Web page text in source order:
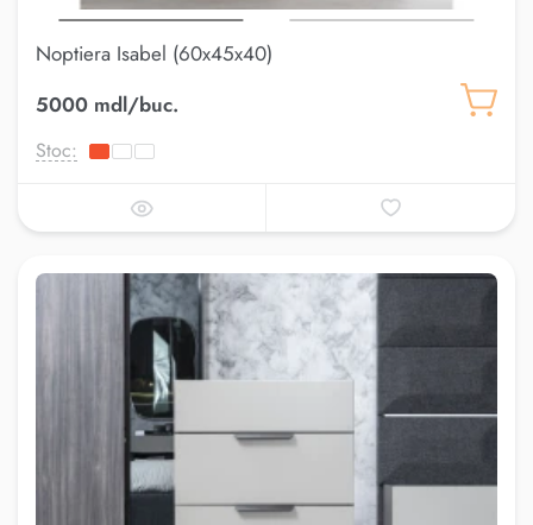
Noptiera Isabel (60x45x40)
5000 mdl/buc.
Stoc: